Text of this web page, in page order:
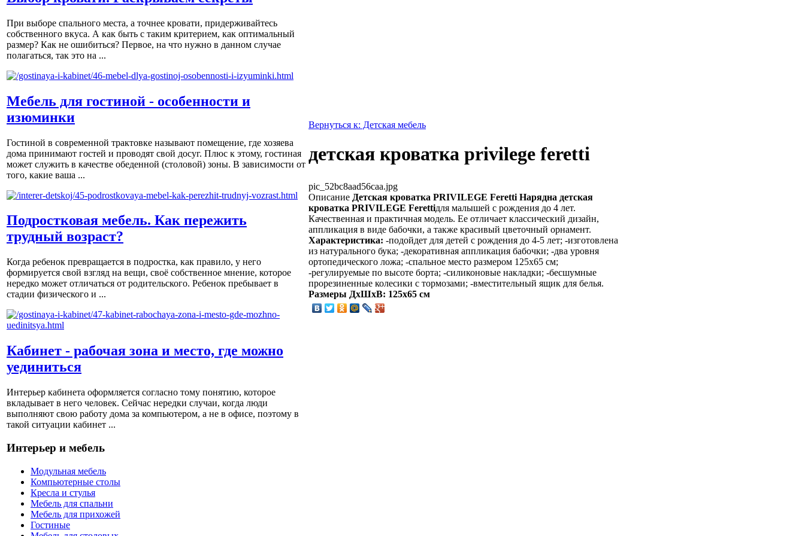
При выборе спального места, а точнее кровати, придерживайтесь
собственного вкуса. А как быть с таким критерием, как оптимальный
размер? Как не ошибиться? Первое, на что нужно в данном случае
полагаться, так это на ...
Мебель для гостиной - особенности и
изюминки
Гостиной в современной трактовке называют помещение, где хозяева
дома принимают гостей и проводят свой досуг. Плюс к этому, гостиная
может служить в качестве обеденной (столовой) зоны. В зависимости от
того, какие ваша ...
Подростковая мебель. Как пережить
трудный возраст?
Когда ребенок превращается в подростка, как правило, у него
формируется свой взгляд на вещи, своё собственное мнение, которое
нередко может отличаться от родительского. Ребенок пребывает в
стадии физического и ...
Кабинет - рабочая зона и место, где можно
уединиться
Интерьер кабинета оформляется согласно тому понятию, которое
вкладывает в него человек. Сейчас нередки случаи, когда люди
выполняют свою работу дома за компьютером, а не в офисе, поэтому в
такой ситуации кабинет ...
Интерьер и мебель
Модульная мебель
Компьютерные столы
Кресла и стулья
Мебель для спальни
Мебель для прихожей
Гостиные
Вернуться к: Детская мебель
детская кроватка privilege feretti
pic_52bc8aad56caa.jpg
Описание Детская кроватка PRIVILEGE Feretti Нарядна детская
кроватка PRIVILEGE Ferettiдля малышей с рождения до 4 лет.
Качественная и практичная модель. Ее отличает классический дизайн,
аппликация в виде бабочки, а также красивый цветочный орнамент.
Характеристика: -подойдет для детей с рождения до 4-5 лет; -изготовлена
из натурального бука; -декоративная аппликация бабочки; -два уровня
ортопедического ложа; -спальное место размером 125х65 см;
-регулируемые по высоте борта; -силиконовые накладки; -бесшумные
прорезиненные колесики с тормозами; -вместительный ящик для белья.
Размеры ДхШхВ: 125х65 см